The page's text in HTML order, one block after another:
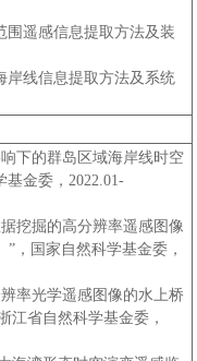
围遥感信息提取方法及装
岸线信息提取方法及系统
下的群岛区域海岸线时空
基金委，2022.01-
挖掘的高分辨率遥感图像
，国家自然科学基金委，
率光学遥感图像的水上桥
江省自然科学基金委，